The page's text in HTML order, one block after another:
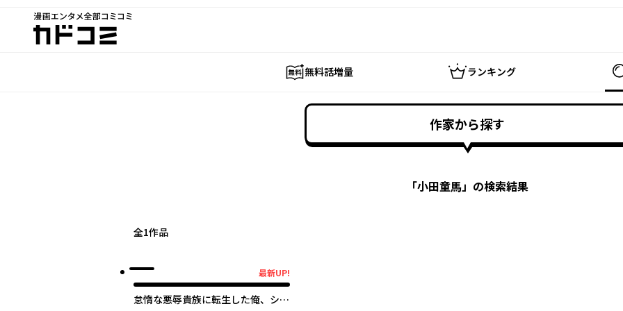
漫画エンタメ全部コミコミ
カドコミ
無料話増量 ランキング
作家から探す
「小田童馬」の検索結果
全1作品
最新UP!
怠惰な悪辱貴族に転生した俺、シナ